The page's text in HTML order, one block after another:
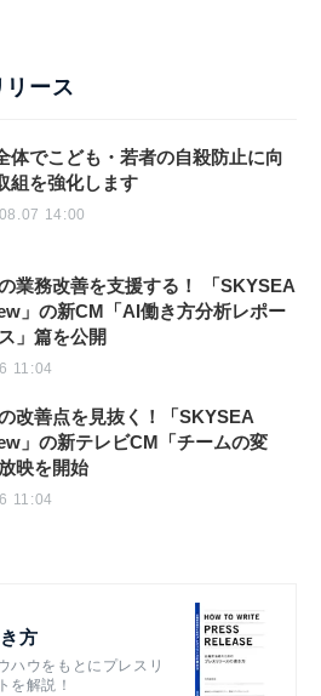
ース
体でこども・若者の自殺防止に向
組を強化します
14:00
業務改善を支援する！ 「SKYSEA
」の新CM「AI働き方分析レポー
」篇を公開
11:04
改善点を見抜く！「SKYSEA
」の新テレビCM「チームの変
映を開始
11:04
方
ハウをもとにプレスリ
を解説！